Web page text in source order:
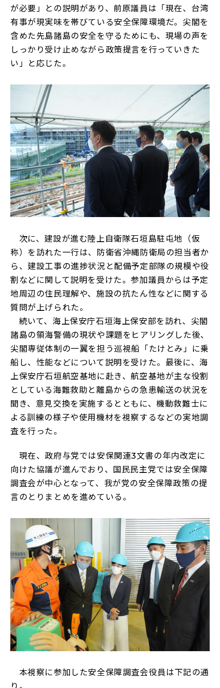
が必要」との説明があり、前原議員は「現在、台湾
有事が現実味を帯びている安全保障環境だ。尖閣を
含めた先島諸島の安全を守るためにも、現場の声を
しっかり受け止めながら政策提言を行っていきた
い」と応じた。
次に、建設が進む陸上自衛隊石垣島駐屯地（仮
称）を訪れた一行は、防衛省沖縄防衛局の担当者か
ら、建設工事の進捗状況と配備予定部隊の規模や役
割などに関して説明を受けた。参加議員からは予定
地周辺の住民理解や、施設の抗たん性などに関する
質問が上げられた。
続いて、海上保安庁石垣海上保安部を訪れ、尖閣
諸島の領海警備の現状や課題をヒアリングした後、
尖閣専従体制の一翼を担う巡視船「たけとみ」に乗
船し、性能などについて説明を受けた。最後に、海
上保安庁石垣航空基地に赴き、航空基地が主な役割
としている海難救助と離島からの急患輸送の状況を
聞き、意見交換を実施するとともに、機動救難士に
よる訓練の様子や使用機材を視察するなどの実地調
査を行った。
現在、政府与党では安保関連3文書の年内改定に
向けた協議が進んでおり、国民民主党では安全保障
調査会が中心となって、我が党の安全保障政策の提
言のとりまとめを進めている。
本視察に参加した安全保障調査会役員は下記の通
り。